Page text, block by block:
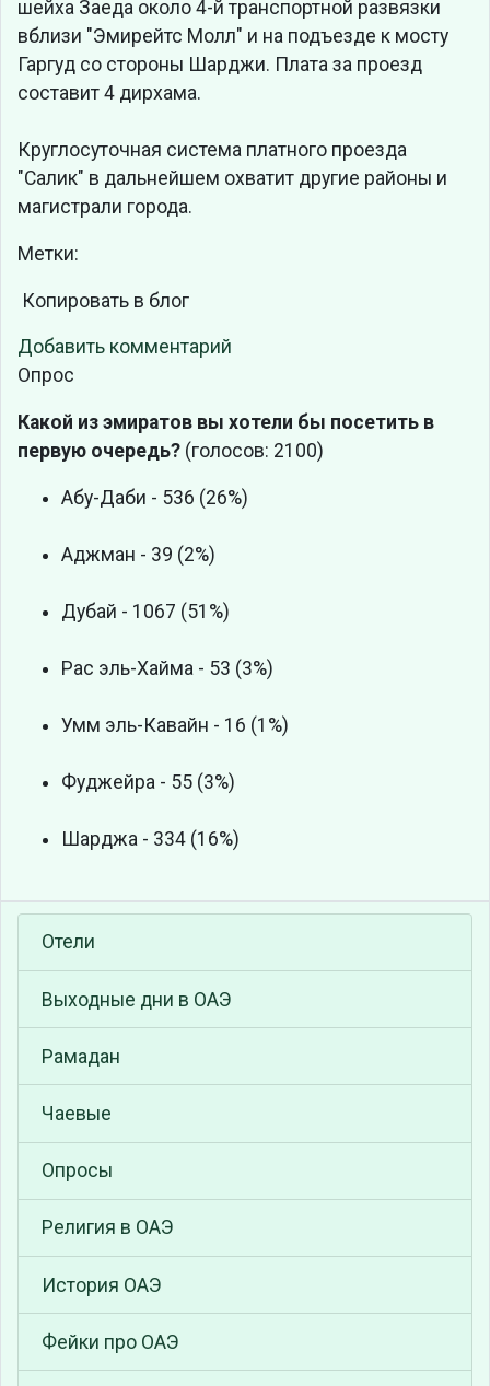
шейха Заеда около 4-й транспортной развязки
вблизи "Эмирейтс Молл" и на подъезде к мосту
Гаргуд со стороны Шарджи. Плата за проезд
составит 4 дирхама.
Круглосуточная система платного проезда
"Салик" в дальнейшем охватит другие районы и
магистрали города.
Метки:
Копировать в блог
Добавить комментарий
Опрос
Какой из эмиратов вы хотели бы посетить в
первую очередь? (голосов: 2100)
Абу-Даби - 536 (26%)
Аджман - 39 (2%)
Дубай - 1067 (51%)
Рас эль-Хайма - 53 (3%)
Умм эль-Кавайн - 16 (1%)
Фуджейра - 55 (3%)
Шарджа - 334 (16%)
Отели
Выходные дни в ОАЭ
Рамадан
Чаевые
Опросы
Религия в ОАЭ
История ОАЭ
Фейки про ОАЭ